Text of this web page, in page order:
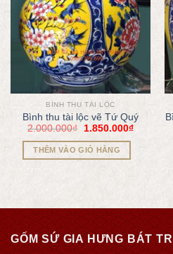
BÌNH THU TÀI LỘC
Bình thu tài lộc vẽ Tứ Quý
2.000.000₫ 1.850.000₫
THÊM VÀO GIỎ HÀNG
GỐM SỨ GIA HƯNG BÁT